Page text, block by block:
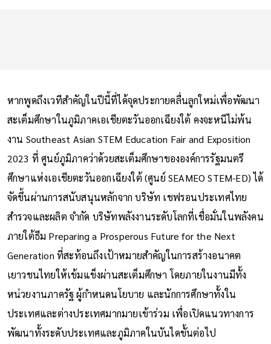
หากพูดถึงเวทีสำคัญในปีนี้ที่ได้จุดประกายคลื่นลูกใหม่เพื่อพัฒนา
สะเต็มศึกษาในภูมิภาคเอเชียตะวันออกเฉียงใต้ คงจะหนีไม่พ้น
งาน Southeast Asian STEM Education Fair and Exposition
2023 ที่ ศูนย์ภูมิภาคว่าด้วยสะเต็มศึกษาขององค์การรัฐมนตรี
ศึกษาแห่งเอเชียตะวันออกเฉียงใต้ (ศูนย์ SEAMEO STEM-ED) ได้
จัดขึ้นผ่านการสนับสนุนหลักจาก บริษัท เชฟรอนประเทศไทย
สำรวจและผลิต จำกัด บริษัทพลังงานระดับโลกที่เชื่อมั่นในพลังคน
ภายใต้ธีม Preparing a Prosperous Future for the Next
Generation ที่สะท้อนถึงเป้าหมายสำคัญในการสร้างอนาคต
เยาวชนไทยให้เข้มแข็งผ่านสะเต็มศึกษา โดยภายในงานมีทั้ง
หน่วยงานภาครัฐ ผู้กำหนดนโยบาย และนักการศึกษาทั้งใน
ประเทศและต่างประเทศมากมายเข้าร่วม เพื่อเปิดแนวทางการ
พัฒนาทั้งระดับประเทศและภูมิภาคในบันไดขั้นต่อไป